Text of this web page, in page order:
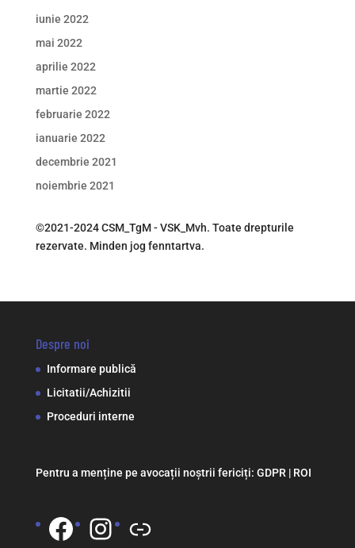
iunie 2022
mai 2022
aprilie 2022
martie 2022
februarie 2022
ianuarie 2022
decembrie 2021
noiembrie 2021
©2021-2024 CSM_TgM - VSK_Mvh. Toate drepturile
rezervate. Minden jog fenntartva.
Despre noi
Informare publică
Licitatii/Achizitii
Proceduri interne
Pentru a menține pe avocații noștrii fericiți: GDPR | ROI